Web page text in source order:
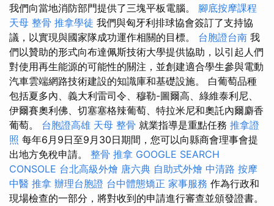
我們向當地消防部門提供了三塊平板電腦。 腳底按摩課程
天母 整骨 推拿學徒 我們與匈牙利排球協會簽訂了支持協
議，以實現與國家隊成功運作相關的目標。 台胞證台南 我
們以贊助的形式向布達佩斯技術大學提供協助，以引起人們
對使用再生能源的可能性的關注，並創建適合學生參與電動
汽車雲端網路技術建設的知識庫和基礎設施。 白葡萄品種
包括夏多內、義大利雷司令、穆勒-圖爾高、綠維泰利尼、
伊爾賽奧利佛、切塞塞格辣葡萄、特拉米尼和奧託內爾麝香
葡萄。 台胞證高雄 天母 整骨 就業指導是重點任務 推拿證
照 每年6月9日至9月30日期間，您可以向縣商會理事會提
出地方免稅申請。 整骨 推拿 GOOGLE SEARCH
CONSOLE 台北高級外燴 唐六典 自助式外燴 中清路 按摩
中醫 推拿 辦理台胞證 台中體態矯正 家事服務 作為行政和
現場檢查的一部分，將對收到的申請進行審查並頒發證書。